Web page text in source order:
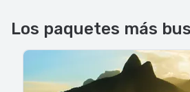
Los paquetes más